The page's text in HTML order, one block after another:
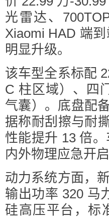
光雷达、
Xiaomi HAD 端
明显升级。
该车型全系标配
C 柱区域）、四
气囊）。底盘配
据称耐刮擦与耐
性能提升 13 倍
内外物理应急开启
动力系统方面，
输出功率 320 马
硅高压平台，标